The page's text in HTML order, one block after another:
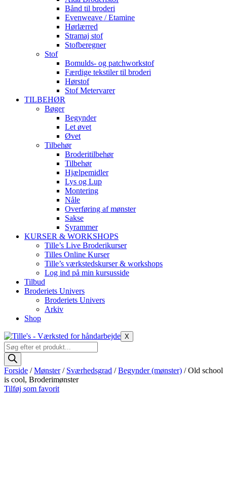
Bånd til broderi
Evenweave / Etamine
Hørlærred
Stramaj stof
Stofberegner
Stof
Bomulds- og patchworkstof
Færdige tekstiler til broderi
Hørstof
Stof Metervarer
TILBEHØR
Bøger
Begynder
Let øvet
Øvet
Tilbehør
Broderitilbehør
Tilbehør
Hjælpemidler
Lys og Lup
Montering
Nåle
Overføring af mønster
Sakse
Syrammer
KURSER & WORKSHOPS
Tille’s Live Broderikurser
Tilles Online Kurser
Tille’s værkstedskurser & workshops
Log ind på min kursusside
Tilbud
Broderiets Univers
Broderiets Univers
Arkiv
Shop
X
Products
search
Forside /Mønster/ Sværhedsgrad /Begynder (mønster) / Old school
is cool, Broderimønster
Tilføj som favorit